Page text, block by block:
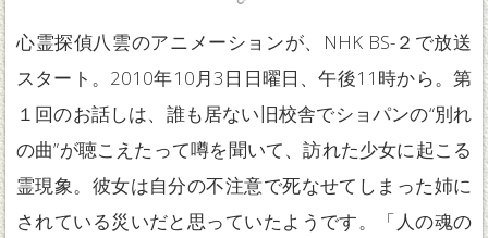
心霊探偵八雲のアニメーションが、NHK BS-２で放送
スタート。2010年10月3日日曜日、午後11時から。第
１回のお話しは、誰も居ない旧校舎でショパンの“別れ
の曲”が聴こえたって噂を聞いて、訪れた少女に起こる
霊現象。彼女は自分の不注意で死なせてしまった姉に
されている災いだと思っていたようです。「人の魂の